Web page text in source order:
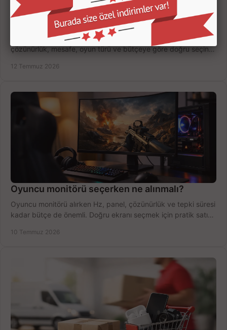
Oyuncu Monitörü Kaç İnç Olmalı? Doğru Seçim
Oyuncu monitörü kaç inç olmalı? 24, 27 ve 32 inç ekranları
çözünürlük, mesafe, oyun türü ve bütçeye göre doğru seçin,
12 Temmuz 2026
Oyuncu monitörü seçerken ne alınmalı?
Oyuncu monitörü alırken Hz, panel, çözünürlük ve tepki süresi
kadar bütçe de önemli. Doğru ekranı seçmek için pratik satın
10 Temmuz 2026